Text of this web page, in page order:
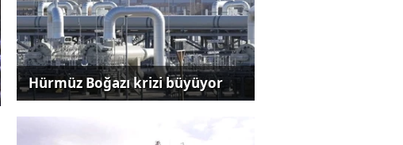
Hürmüz Boğazı krizi büyüyor